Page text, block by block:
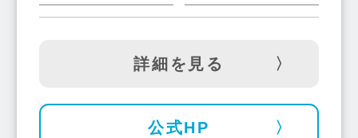
詳細を見る
公式HP